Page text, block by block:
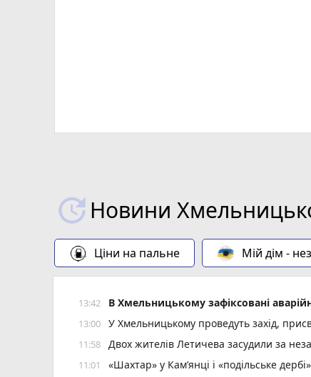
Новини
Ціни на пальне Мій дім -
13:42 В Хмельницькому зафіксовані
13:00 У Хмельницькому проведуть захід,
11:58 Двох жителів Летичева засудили за
11:01 «Шахтар» у Камʼянці і «подільське